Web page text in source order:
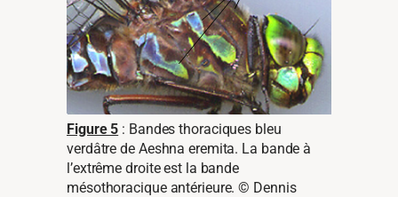
Figure 5 : Bandes thoraciques bleu
verdâtre de Aeshna eremita. La bande à
l’extrême droite est la bande
mésothoracique antérieure. © Dennis